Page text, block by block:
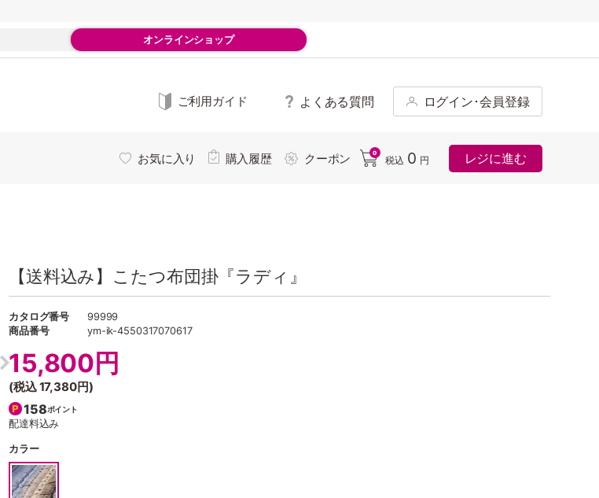
オンラインショップ
ご利用ガイド よくある質問 ログイン･会員登録
お気に入り 購入履歴 クーポン 0
税込 0 円 レジに進む
【送料込み】こたつ布団掛『ラディ』
カタログ番号
99999
商品番号
ym-ik-4550317070617
15,800円
(税込17,380円)
158ポイント
配達料込み
カラー